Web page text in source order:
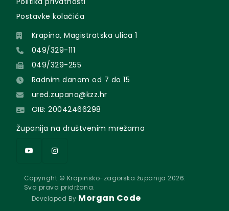
Postavke kolačića
Krapina, Magistratska ulica 1
049/329-111
049/329-255
Radnim danom od 7 do 15
ured.zupana@kzz.hr
OIB: 20042466298
Županija na društvenim mrežama
Copyright © Krapinsko-zagorska županija 2026.
Sva prava pridržana.
Developed By Morgan Code